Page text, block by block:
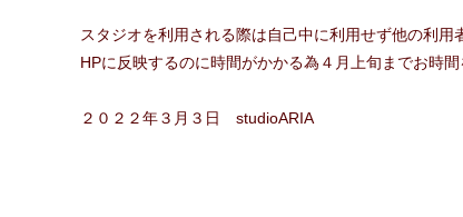
スタジオを利用される際は自己中に利用せず他の利用
HPに反映するのに時間がかかる為４月上旬までお時
２０２２年３月３日 studioARIA